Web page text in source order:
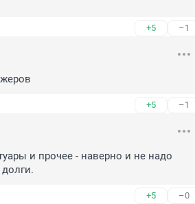
+5 –1
+5 –1
и прочее - наверно и не надо
+5 –0